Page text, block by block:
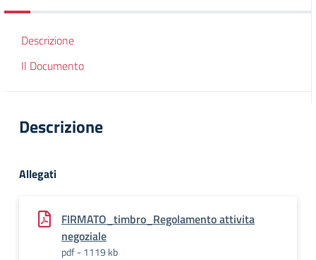
Descrizione
Il Documento
Descrizione
Allegati
FIRMATO_timbro_Regolamento attivita
negoziale
pdf - 1119 kb